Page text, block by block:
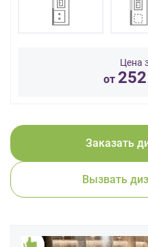
Цена
от
Заказать
Вызвать